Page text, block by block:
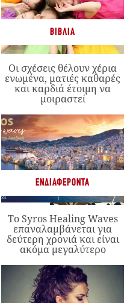
ΒΙΒΛΊΑ
Οι σχέσεις θέλουν χέρια
ενωμένα, ματιές καθαρές
και καρδιά έτοιμη να
μοιραστεί
ΕΝΔΙΑΦΈΡΟΝΤΑ
Το Syros Healing Waves
επαναλαμβάνεται για
δεύτερη χρονιά και είναι
ακόμα μεγαλύτερο